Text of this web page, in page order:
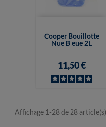
Cooper Bouillotte
Nue Bleue 2L
11,50 €
Affichage 1-28 de 28 article(s)